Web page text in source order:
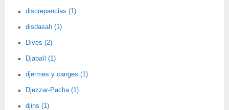
discrepancias (1)
disdasah (1)
Dives (2)
Djabaïl (1)
djermes y canges (1)
Djezzar-Pacha (1)
djins (1)